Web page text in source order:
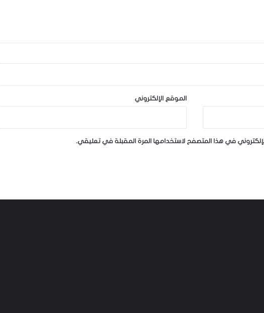
الموقع الإلكتروني
في هذا المتصفح لاستخدامها المرة المقبلة في تعليقي.